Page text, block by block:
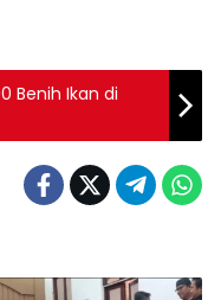
Benih Ikan di